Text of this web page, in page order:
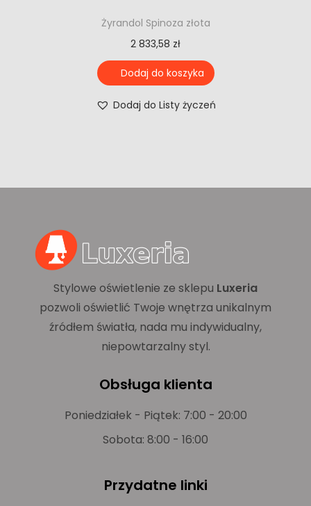
Żyrandol Spinoza złota
2 833,58 zł
Dodaj do koszyka
Dodaj do Listy życzeń
Stylowe oświetlenie ze sklepu Luxeria
pozwoli oświetlić Twoje wnętrza unikalnym
źródłem światła, nada mu indywidualny,
niepowtarzalny styl.
Obsługa klienta
Poniedziałek - Piątek: 7:00 - 20:00
Sobota: 8:00 - 16:00
Przydatne linki